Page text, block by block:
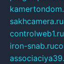
sakhcamera.ru
controlweb1.ru
iron-snab.ru